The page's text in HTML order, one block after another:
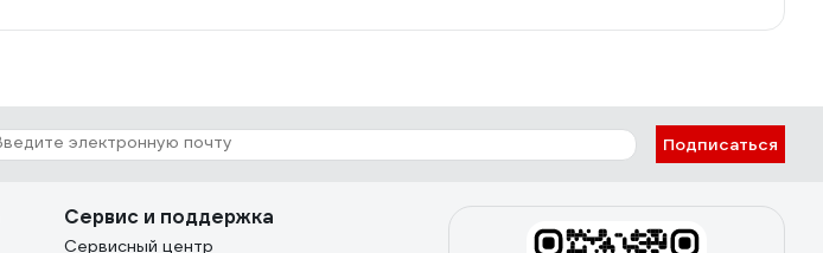
Подписаться
Сервис и поддержка
Сервисный центр